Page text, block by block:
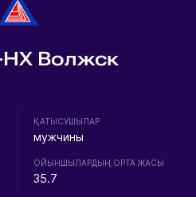
Волжск
ҚАТЫСУШЫЛАР
мужчины
ОЙЫНШЫЛАРДЫҢ ОРТА ЖАСЫ
35.7